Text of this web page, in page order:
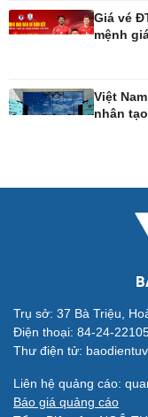
Thời trang
Sao Việt
Giá vé
mệnh
Việt
nhân
Trụ sở: 37 Bà Triệu,
Điện thoại: 84-24-
Thư điện tử:
Liên hệ quảng cáo:
Báo giá quảng cáo